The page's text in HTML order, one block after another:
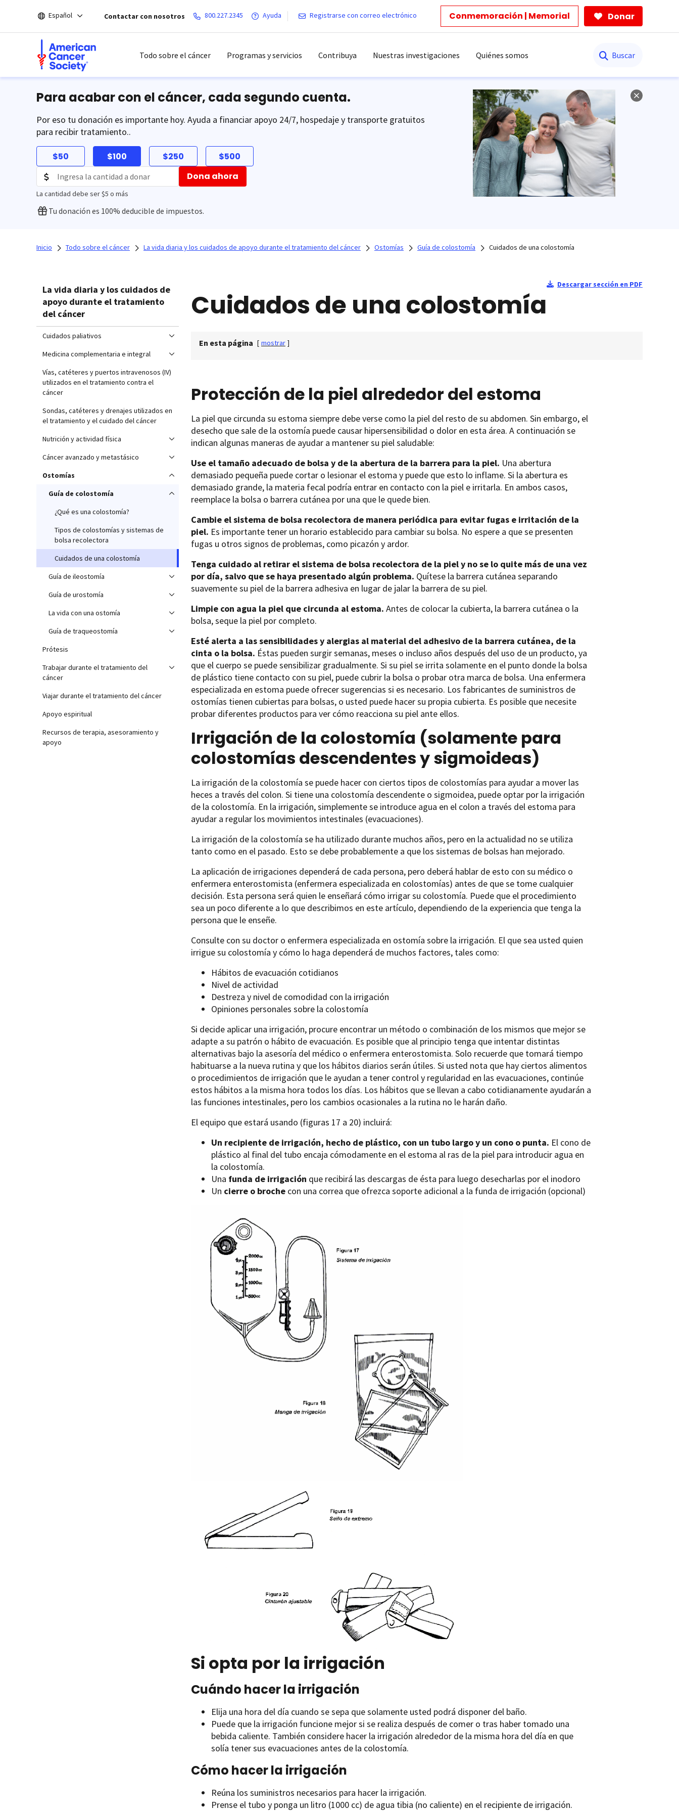
el
Español Contactar con nosotros 800.227.2345 Ayuda Registrarse con correo electrónico Conmemoración | Memorial Donar
Todo sobre el cáncer Programas y servicios Contribuya Nuestras investigaciones Quiénes somos
Para acabar con el cáncer, cada segundo cuenta.
Por eso tu donación es importante hoy. Ayuda a financiar apoyo 24/7, hospedaje y transporte gratuitos
para recibir tratamiento..
$50 $100 $250 $500
La cantidad debe ser $5 o más
Dona ahora
Tu donación es 100% deducible de impuestos.
Inicio Todo sobre el cáncer La vida diaria y los cuidados de apoyo durante el tratamiento del cáncer Ostomías Guía de colostomía Cuidados de una colostomía
La vida diaria y los cuidados de
apoyo durante el tratamiento
del cáncer
Cuidados paliativos
Medicina complementaria e integral
Vías, catéteres y puertos intravenosos (IV)
utilizados en el tratamiento contra el
cáncer
Sondas, catéteres y drenajes utilizados en
el tratamiento y el cuidado del cáncer
Nutrición y actividad física
Cáncer avanzado y metastásico
Ostomías
Guía de colostomía
¿Qué es una colostomía?
Tipos de colostomías y sistemas de
bolsa recolectora
Cuidados de una colostomía
Guía de ileostomía
Guía de urostomía
La vida con una ostomía
Guía de traqueostomía
Prótesis
Trabajar durante el tratamiento del
cáncer
Viajar durante el tratamiento del cáncer
Apoyo espiritual
Recursos de terapia, asesoramiento y
apoyo
Descargar sección en PDF
Cuidados de una colostomía
En esta página [ mostrar ]
Protección de la piel alrededor del estoma
La piel que circunda su estoma siempre debe verse como la piel del resto de su abdomen. Sin embargo, el
desecho que sale de la ostomía puede causar hipersensibilidad o dolor en esta área. A continuación se
indican algunas maneras de ayudar a mantener su piel saludable:
Use el tamaño adecuado de bolsa y de la abertura de la barrera para la piel. Una abertura
demasiado pequeña puede cortar o lesionar el estoma y puede que esto lo inflame. Si la abertura es
demasiado grande, la materia fecal podría entrar en contacto con la piel e irritarla. En ambos casos,
reemplace la bolsa o barrera cutánea por una que le quede bien.
Cambie el sistema de bolsa recolectora de manera periódica para evitar fugas e irritación de la
piel. Es importante tener un horario establecido para cambiar su bolsa. No espere a que se presenten
fugas u otros signos de problemas, como picazón y ardor.
Tenga cuidado al retirar el sistema de bolsa recolectora de la piel y no se lo quite más de una vez
por día, salvo que se haya presentado algún problema. Quítese la barrera cutánea separando
suavemente su piel de la barrera adhesiva en lugar de jalar la barrera de su piel.
Limpie con agua la piel que circunda al estoma. Antes de colocar la cubierta, la barrera cutánea o la
bolsa, seque la piel por completo.
Esté alerta a las sensibilidades y alergias al material del adhesivo de la barrera cutánea, de la
cinta o la bolsa. Éstas pueden surgir semanas, meses o incluso años después del uso de un producto, ya
que el cuerpo se puede sensibilizar gradualmente. Si su piel se irrita solamente en el punto donde la bolsa
de plástico tiene contacto con su piel, puede cubrir la bolsa o probar otra marca de bolsa. Una enfermera
especializada en estoma puede ofrecer sugerencias si es necesario. Los fabricantes de suministros de
ostomías tienen cubiertas para bolsas, o usted puede hacer su propia cubierta. Es posible que necesite
probar diferentes productos para ver cómo reacciona su piel ante ellos.
Irrigación de la colostomía (solamente para
colostomías descendentes y sigmoideas)
La irrigación de la colostomía se puede hacer con ciertos tipos de colostomías para ayudar a mover las
heces a través del colon. Si tiene una colostomía descendente o sigmoidea, puede optar por la irrigación
de la colostomía. En la irrigación, simplemente se introduce agua en el colon a través del estoma para
ayudar a regular los movimientos intestinales (evacuaciones).
La irrigación de la colostomía se ha utilizado durante muchos años, pero en la actualidad no se utiliza
tanto como en el pasado. Esto se debe probablemente a que los sistemas de bolsas han mejorado.
La aplicación de irrigaciones dependerá de cada persona, pero deberá hablar de esto con su médico o
enfermera enterostomista (enfermera especializada en colostomías) antes de que se tome cualquier
decisión. Esta persona será quien le enseñará cómo irrigar su colostomía. Puede que el procedimiento
sea un poco diferente a lo que describimos en este artículo, dependiendo de la experiencia que tenga la
persona que le enseñe.
Consulte con su doctor o enfermera especializada en ostomía sobre la irrigación. El que sea usted quien
irrigue su colostomía y cómo lo haga dependerá de muchos factores, tales como:
Hábitos de evacuación cotidianos
Nivel de actividad
Destreza y nivel de comodidad con la irrigación
Opiniones personales sobre la colostomía
Si decide aplicar una irrigación, procure encontrar un método o combinación de los mismos que mejor se
adapte a su patrón o hábito de evacuación. Es posible que al principio tenga que intentar distintas
alternativas bajo la asesoría del médico o enfermera enterostomista. Solo recuerde que tomará tiempo
habituarse a la nueva rutina y que los hábitos diarios serán útiles. Si usted nota que hay ciertos alimentos
o procedimientos de irrigación que le ayudan a tener control y regularidad en las evacuaciones, continúe
estos hábitos a la misma hora todos los días. Los hábitos que se llevan a cabo cotidianamente ayudarán a
las funciones intestinales, pero los cambios ocasionales a la rutina no le harán daño.
El equipo que estará usando (figuras 17 a 20) incluirá:
Un recipiente de irrigación, hecho de plástico, con un tubo largo y un cono o punta. El cono de
plástico al final del tubo encaja cómodamente en el estoma al ras de la piel para introducir agua en
la colostomía.
Una funda de irrigación que recibirá las descargas de ésta para luego desecharlas por el inodoro
Un cierre o broche con una correa que ofrezca soporte adicional a la funda de irrigación (opcional)
Si opta por la irrigación
Cuándo hacer la irrigación
Elija una hora del día cuando se sepa que solamente usted podrá disponer del baño.
Puede que la irrigación funcione mejor si se realiza después de comer o tras haber tomado una
bebida caliente. También considere hacer la irrigación alrededor de la misma hora del día en que
solía tener sus evacuaciones antes de la colostomía.
Cómo hacer la irrigación
Reúna los suministros necesarios para hacer la irrigación.
Prense el tubo y ponga un litro (1000 cc) de agua tibia (no caliente) en el recipiente de irrigación.